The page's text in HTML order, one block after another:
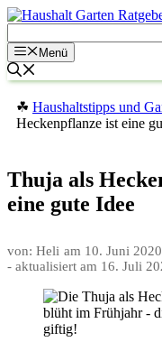
Zum
springenMenü
☘ Haushaltstipps und
Heckenpflanze ist eine
Thuja als
eine gute Idee
von: Heli am 10. Juni 2020
- aktualisiert am 16. Juli